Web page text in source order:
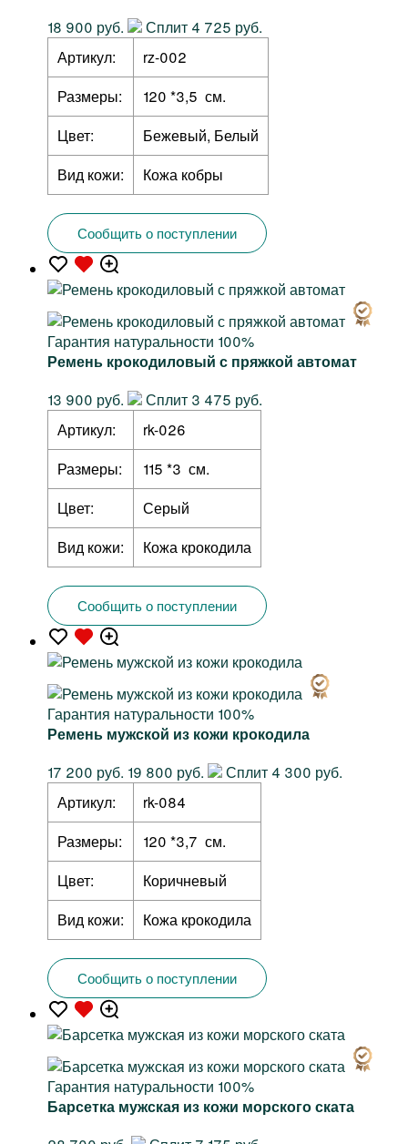
18 900 руб.
Сплит 4 725 руб.
Артикул:
rz-002
Размеры:
120 *3,5 см.
Цвет:
Бежевый, Белый
Вид кожи:
Кожа кобры
Сообщить о поступлении
Гарантия натуральности 100%
Ремень крокодиловый с пряжкой автомат
13 900 руб.
Сплит 3 475 руб.
Артикул:
rk-026
Размеры:
115 *3 см.
Цвет:
Серый
Вид кожи:
Кожа крокодила
Сообщить о поступлении
Гарантия натуральности 100%
Ремень мужской из кожи крокодила
17 200 руб. 19 800 руб.
Сплит 4 300 руб.
Артикул:
rk-084
Размеры:
120 *3,7 см.
Цвет:
Коричневый
Вид кожи:
Кожа крокодила
Сообщить о поступлении
Гарантия натуральности 100%
Барсетка мужская из кожи морского ската